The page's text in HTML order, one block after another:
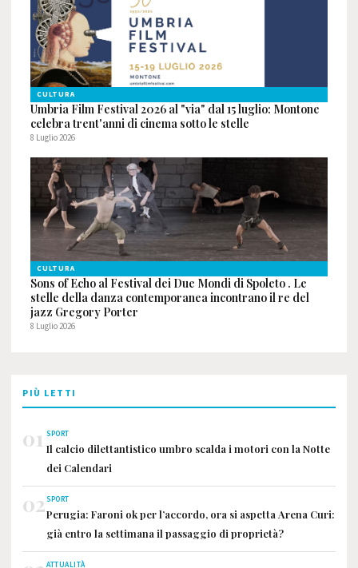
CULTURA
Umbria Film Festival 2026 al "via" dal 15 luglio: Montone
celebra trent'anni di cinema sotto le stelle
8 Luglio 2026
CULTURA
Sons of Echo al Festival dei Due Mondi di Spoleto . Le
stelle della danza contemporanea incontrano il re del
jazz Gregory Porter
8 Luglio 2026
PIÙ LETTI
01 SPORT
Il calcio dilettantistico umbro scalda i motori con la Notte
dei Calendari
02SPORT
Perugia: Faroni ok per l’accordo, ora si aspetta Arena Curi:
già entro la settimana il passaggio di proprietà?
ATTUALITÀ